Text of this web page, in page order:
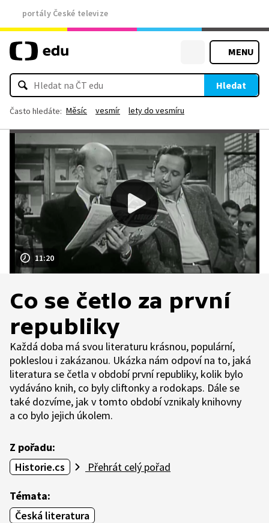
portály České televize
MENU
Hledat
Často hledáte: Měsíc vesmír lety do vesmíru
11:20
Co se četlo za první
republiky
Každá doba má svou literaturu krásnou, populární,
pokleslou i zakázanou. Ukázka nám odpoví na to, jaká
literatura se četla v období první republiky, kolik bylo
vydáváno knih, co byly cliftonky a rodokaps. Dále se
také dozvíme, jak v tomto období vznikaly knihovny
a co bylo jejich úkolem.
Z pořadu:
Historie.cs
Přehrát celý pořad
Témata:
Česká literatura